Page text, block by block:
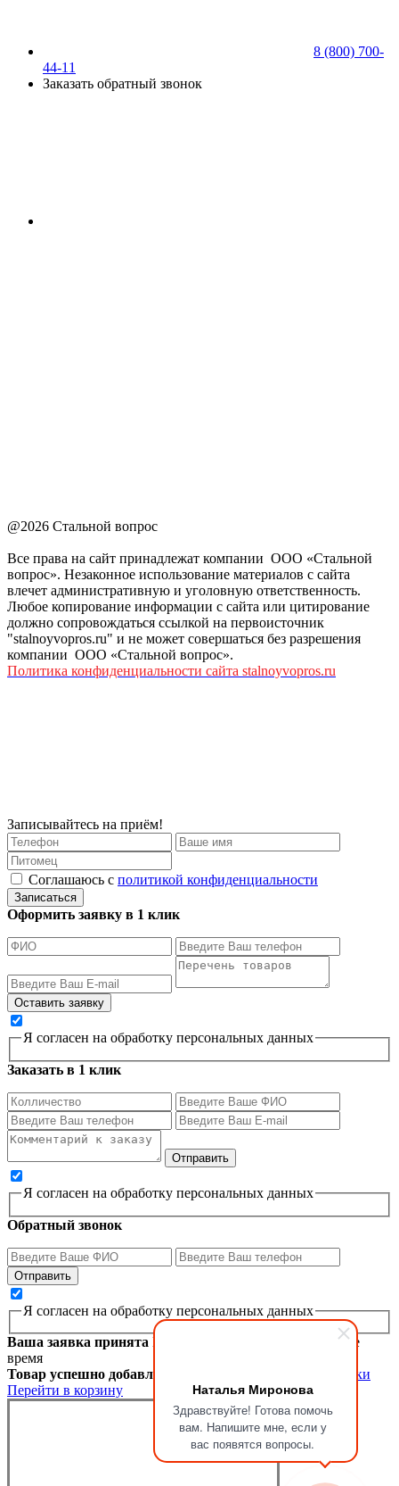
Наталья Миронова
Здравствуйте! Готова помочь
вам. Напишите мне, если у
вас появятся вопросы.
8 (800) 700-
44-11
Заказать обратный звонок
@2026 Стальной вопрос
Все права на сайт принадлежат компании ООО «Стальной
вопрос». Незаконное использование материалов с сайта
влечет административную и уголовную ответственность.
Любое копирование информации с сайта или цитирование
должно сопровождаться ссылкой на первоисточник
"stalnoyvopros.ru" и не может совершаться без разрешения
компании ООО «Стальной вопрос».
Политика конфиденциальности сайта stalnoyvopros.ru
Записывайтесь на приём!
Соглашаюсь с политикой конфиденциальности
Записаться
Оформить заявку в 1 клик
Я согласен на обработку персональных данных
Заказать в 1 клик
Я согласен на обработку персональных данных
Обратный звонок
Я согласен на обработку персональных данных
Ваша заявка принята Мы перезвоним вам в ближайшее
время
Товар успешно добавлен в корзину
Продолжить покупки
Перейти в корзину